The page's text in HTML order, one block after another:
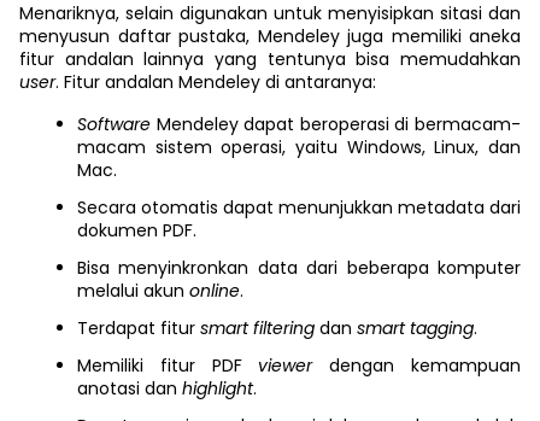
Menariknya, selain digunakan untuk menyisipkan sitasi dan
menyusun daftar pustaka, Mendeley juga memiliki aneka
fitur andalan lainnya yang tentunya bisa memudahkan
user. Fitur andalan Mendeley di antaranya:
Software Mendeley dapat beroperasi di bermacam-
macam sistem operasi, yaitu Windows, Linux, dan
Mac.
Secara otomatis dapat menunjukkan metadata dari
dokumen PDF.
Bisa menyinkronkan data dari beberapa komputer
melalui akun online.
Terdapat fitur smart filtering dan smart tagging.
Memiliki fitur PDF viewerdengan kemampuan
anotasi dan highlight.